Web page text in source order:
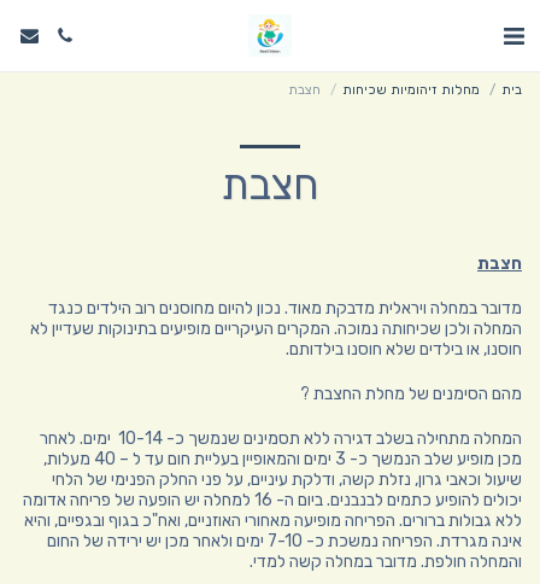
בית מחלות זיהומיות שכיחות חצבת
חצבת
חצבת
מדובר במחלה ויראלית מדבקת מאוד. נכון להיום מחוסנים רוב הילדים כנגד
המחלה ולכן שכיחותה נמוכה. המקרים העיקריים מופיעים בתינוקות שעדיין לא
חוסנו, או בילדים שלא חוסנו בילדותם.
מהם הסימנים של מחלת החצבת ?
המחלה מתחילה בשלב דגירה ללא תסמינים שנמשך כ- 10-14 ימים. לאחר
מכן מופיע שלב הנמשך כ- 3 ימים והמאופיין בעליית חום עד ל – 40 מעלות,
שיעול וכאבי גרון, נזלת קשה, ודלקת עיניים, על פני החלק הפנימי של הלחי
יכולים להופיע כתמים לבנבנים. ביום ה- 16 למחלה יש הופעה של פריחה אדומה
ללא גבולות ברורים. הפריחה מופיעה מאחורי האוזניים, ואח"כ בגוף ובגפיים, והיא
אינה מגרדת. הפריחה נמשכת כ- 7-10 ימים ולאחר מכן יש ירידה של החום
והמחלה חולפת. מדובר במחלה קשה למדי.